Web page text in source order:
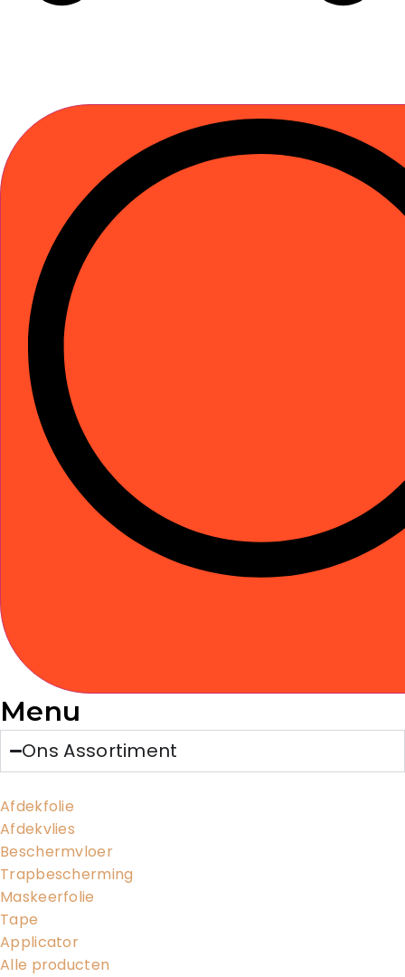
Menu
Ons Assortiment
Afdekfolie
Afdekvlies
Beschermvloer
Trapbescherming
Maskeerfolie
Tape
Applicator
Alle producten